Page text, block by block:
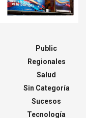
Public
Regionales
Salud
Sin Categoría
Sucesos
Tecnología